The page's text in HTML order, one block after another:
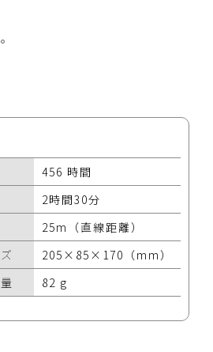
456 時間
2時間30分
25m（直線距離）
205×85×170（mm）
82 g